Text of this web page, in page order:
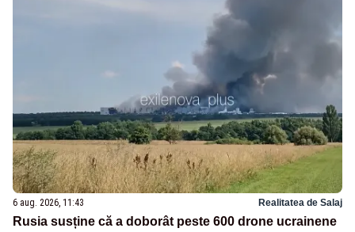
6 aug. 2026, 11:43 Realitatea de Salaj
Rusia susține că a doborât peste 600 drone ucrainene